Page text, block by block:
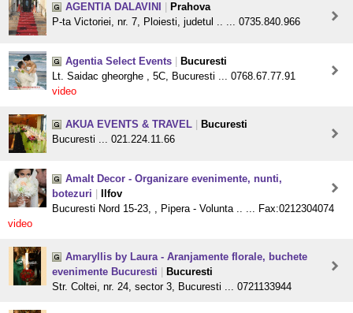
AGENTIA DALAVINI
Prahova
P-ta Victoriei, nr. 7, Ploiesti, judetul .. ... 0735.840.966
Agentia Select Events
Bucuresti
Lt. Saidac gheorghe , 5C, Bucuresti ... 0768.67.77.91
video
AKUA EVENTS & TRAVEL
Bucuresti
Bucuresti ... 021.224.11.66
Amalt Decor - Organizare evenimente, nunti,
botezuri
Ilfov
Bucuresti Nord 15-23, , Pipera - Volunta .. ... Fax:0212304074
video
Amaryllis by Laura - Aranjamente florale, buchete
evenimente Bucuresti
Bucuresti
Str. Coltei, nr. 24, sector 3, Bucuresti ... 0721133944